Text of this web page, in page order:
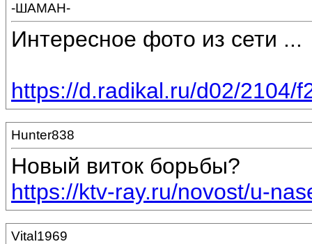
-ШАМАН-
Интересное фото из сети ...
https://d.radikal.ru/d02/2104/
Hunter838
Новый виток борьбы?
https://ktv-ray.ru/novost/u-
Vital1969